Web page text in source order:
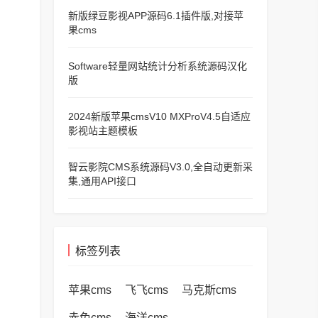
新版绿豆影视APP源码6.1插件版,对接苹
果cms
Software轻量网站统计分析系统源码汉化
版
2024新版苹果cmsV10 MXProV4.5自适应
影视站主题模板
智云影院CMS系统源码V3.0,全自动更新采
集,通用API接口
标签列表
苹果cms 飞飞cms 马克斯cms